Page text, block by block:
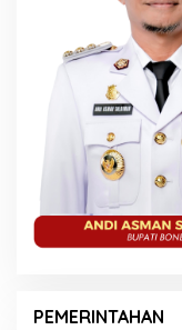
PEMERINTAHAN